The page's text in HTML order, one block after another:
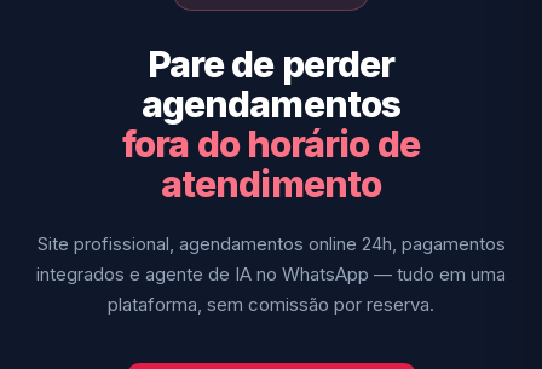
Pare de perder
agendamentos
fora do horário de
atendimento
Site profissional, agendamentos online 24h, pagamentos
integrados e agente de IA no WhatsApp — tudo em uma
plataforma, sem comissão por reserva.